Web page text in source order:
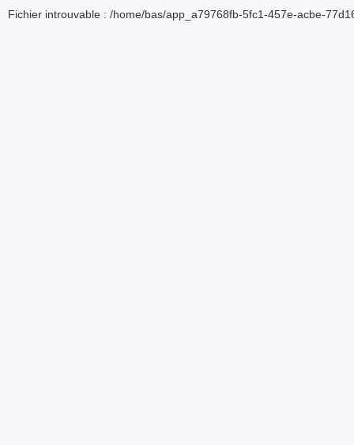
Fichier introuvable : /home/bas/app_a79768fb-5fc1-457e-acbe-